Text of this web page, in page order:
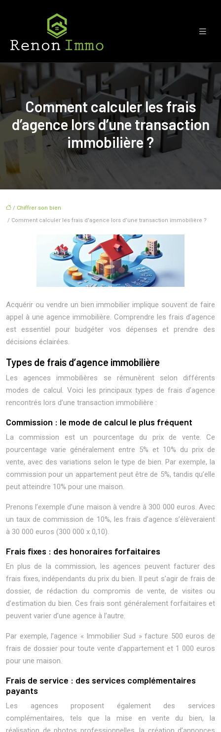
Comment calculer les frais
d’agence lors d’une transaction
immobilière ?
/ Chiffrer son bien
/ Comment calculer les frais d’agence lors d’une transaction immobilière ?
Acquérir ou vendre un bien immobilier implique souvent de faire
appel à une agence immobilière. Comprendre les frais d’agence
est essentiel pour budgéter vos dépenses et prendre des
décisions éclairées.
Types de frais d’agence immobilière
Les agences immobilières se rémunèrent selon différents
modes de calcul. Voici les principaux types de frais d’agence
rencontrés lors d’une transaction immobilière :
Commission : le mode de calcul le plus fréquent
La commission est un pourcentage du prix de vente. Ce
pourcentage varie généralement entre 5% et 10% du prix de
vente, avec des variations selon le type de bien. Par exemple, la
commission pour un appartement peut être de 5%, tandis qu’elle
peut atteindre 10% pour une maison.
Prenons l’exemple d’une maison à vendre à 300 000 euros. Avec
un taux de commission de 10%, les frais d’agence s’élèveraient
à 30 000 euros (300 000 x 0,10).
Frais fixes : des honoraires forfaitaires
En plus de la commission, les agences peuvent facturer des
frais fixes, indépendants du prix du bien. Il peut s’agir de frais de
dossier, de rédaction du compromis de vente, de visites ou
d’estimation du bien. Ces frais sont généralement forfaitaires et
peuvent varier d’une agence à l’autre.
Par exemple, l’agence « Immobilier Sud » facture 500 euros de
frais de dossier pour toute vente d’appartement et 1 000 euros
pour une maison.
Frais de service : des services complémentaires
payants
Les agences proposent également des services
complémentaires, tels que la mise en vente du bien, la